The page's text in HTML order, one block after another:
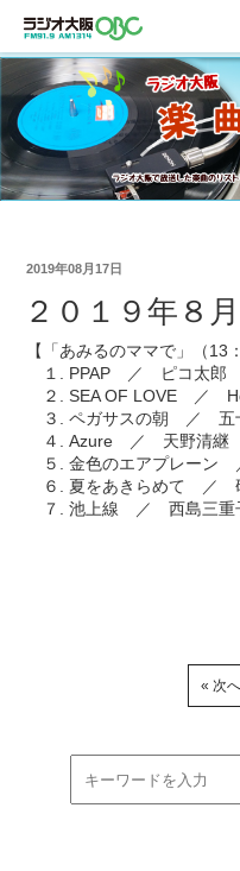
2019年08月17日
２０１９年８
【「あみるのママで」（13
１. PPAP ／ ピコ太郎
２. SEA OF LOVE ／
３. ペガサスの朝 ／ 五
４. Azure ／ 天野清継
５. 金色のエアプレーン
６. 夏をあきらめて ／
７. 池上線 ／ 西島三重
« 次へ